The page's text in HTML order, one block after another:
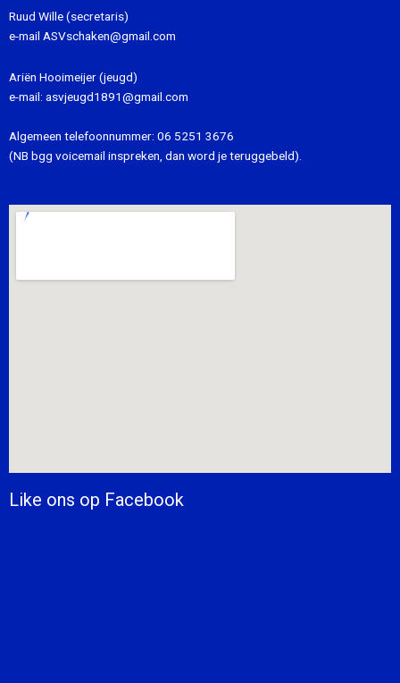
Ruud Wille (secretaris)
e-mail ASVschaken@gmail.com
Ariën Hooimeijer (jeugd)
e-mail: asvjeugd1891@gmail.com
Algemeen telefoonnummer: 06 5251 3676
(NB bgg voicemail inspreken, dan word je teruggebeld).
Like ons op Facebook